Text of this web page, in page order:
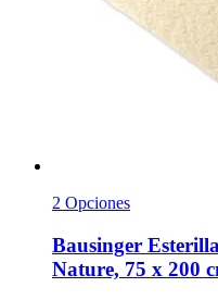
2 Opciones
Bausinger
Nature, 75 x 200